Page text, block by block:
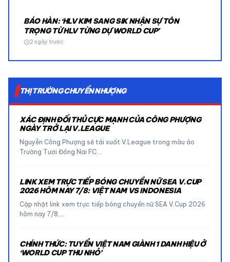
BÁO HÀN: ‘HLV KIM SANG SIK NHẬN SỰ TÔN
TRỌNG TỪ HLV TỪNG DỰ WORLD CUP’
schedule2 ngày trước
THỊ TRƯỜNG CHUYỂN NHƯỢNG
XÁC ĐỊNH ĐỐI THỦ CỰC MẠNH CỦA CÔNG PHƯỢNG
NGÀY TRỞ LẠI V.LEAGUE
Nguyễn Công Phượng sẽ tái xuất V.League trong màu áo
Trường Tươi Đồng Nai FC…
LINK XEM TRỰC TIẾP BÓNG CHUYỀN NỮ SEA V.CUP
2026 HÔM NAY 7/8: VIỆT NAM VS INDONESIA
Cập nhật link xem trực tiếp bóng chuyền nữ SEA V.Cup 2026
hôm nay 7/8,…
CHÍNH THỨC: TUYỂN VIỆT NAM GIÀNH 1 DANH HIỆU Ở
‘WORLD CUP THU NHỎ’